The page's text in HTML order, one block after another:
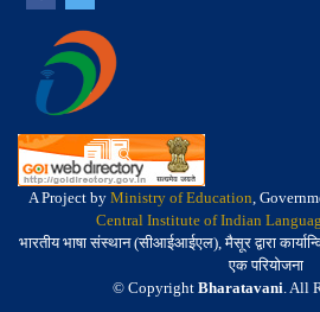
A Project by Ministry of Education,
Central Institute of Indian
भारतीय भाषा संस्थान (सीआईआईएल), मैसूर द्वारा
एक परियोजना
© Copyright Bharatavani. All